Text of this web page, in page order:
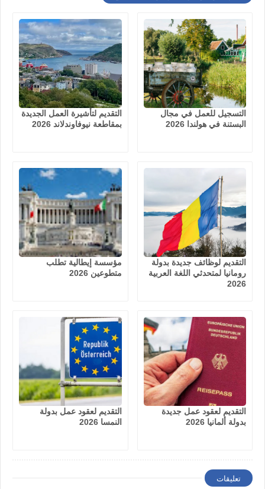
التسجيل للعمل في مجال
البستنة في هولندا 2026
التقديم لتأشيرة العمل الجديدة
بمقاطعة نيوفاوندلاند 2026
التقديم لوظائف جديدة بدولة
رومانيا لمتحدثي اللغة العربية
2026
مؤسسة إيطالية تطلب
متطوعين 2026
التقديم لعقود عمل جديدة
بدولة ألمانيا 2026
التقديم لعقود عمل بدولة
النمسا 2026
تعليقات